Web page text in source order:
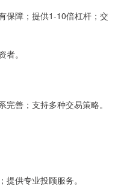
保障；提供1-10倍杠杆；交
。
善；支持多种交易策略。
供专业投顾服务。